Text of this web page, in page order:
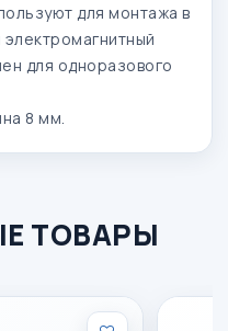
для монтажа в
для одноразового
8 мм.
ТОВАРЫ